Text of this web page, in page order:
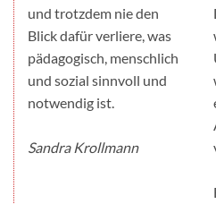
und trotzdem nie den
Blick dafür verliere, was
pädagogisch, menschlich
und sozial sinnvoll und
notwendig ist.
Sandra Krollmann